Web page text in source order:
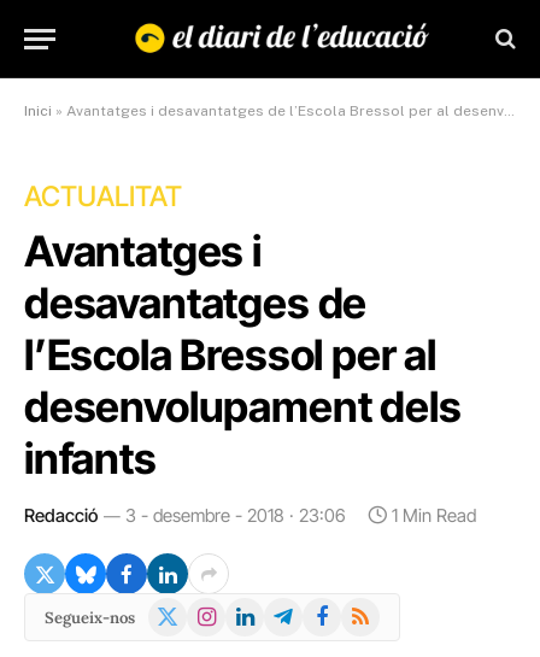
Inici » Avantatges i desavantatges de l’Escola Bressol per al desenvolupament dels infants
ACTUALITAT
Avantatges i
desavantatges de
l’Escola Bressol per al
desenvolupament dels
infants
Redacció 3 - desembre - 2018 · 23:06 1 Min Read
Segueix-nos
X
Instagram
LinkedInTelegramFacebook
RSS